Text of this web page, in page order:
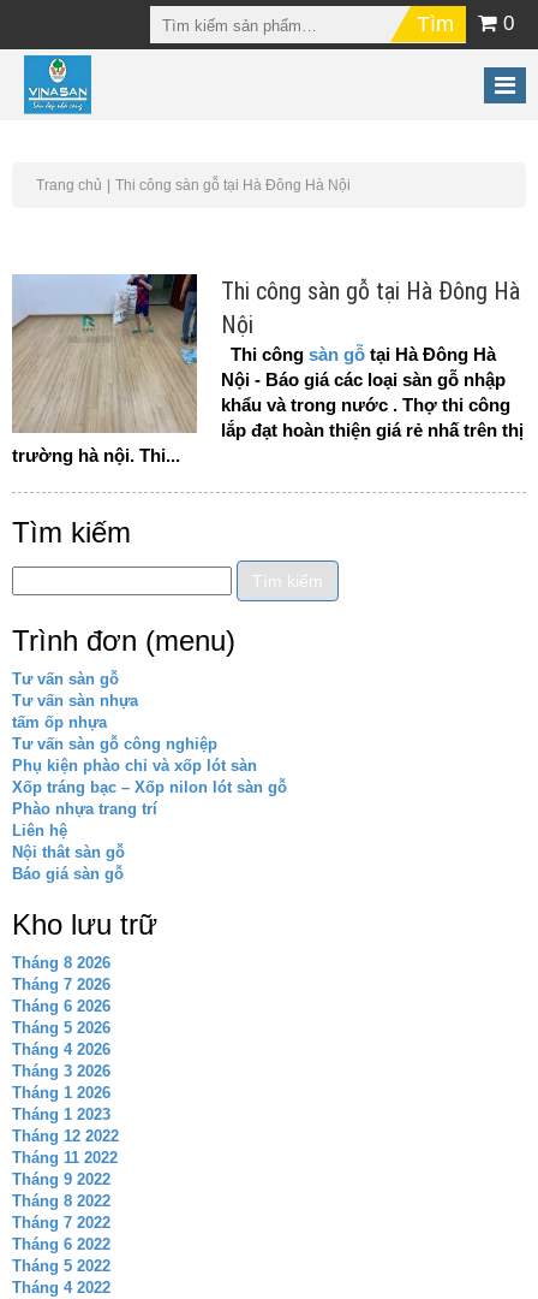
0
Trang chủ Thi công sàn gỗ tại Hà Đông Hà Nội
Thi công sàn gỗ tại Hà Đông Hà
Nội
Thi công sàn gỗ tại Hà Đông Hà
Nội - Báo giá các loại sàn gỗ nhập
khẩu và trong nước . Thợ thi công
lắp đạt hoàn thiện giá rẻ nhấ trên thị
trường hà nội. Thi...
Tìm kiếm
Trình đơn (menu)
Tư vấn sàn gỗ
Tư vấn sàn nhựa
tấm ốp nhựa
Tư vấn sàn gỗ công nghiệp
Phụ kiện phào chỉ và xốp lót sàn
Xốp tráng bạc – Xốp nilon lót sàn gỗ
Phào nhựa trang trí
Liên hệ
Nội thât sàn gỗ
Báo giá sàn gỗ
Kho lưu trữ
Tháng 8 2026
Tháng 7 2026
Tháng 6 2026
Tháng 5 2026
Tháng 4 2026
Tháng 3 2026
Tháng 1 2026
Tháng 1 2023
Tháng 12 2022
Tháng 11 2022
Tháng 9 2022
Tháng 8 2022
Tháng 7 2022
Tháng 6 2022
Tháng 5 2022
Tháng 4 2022